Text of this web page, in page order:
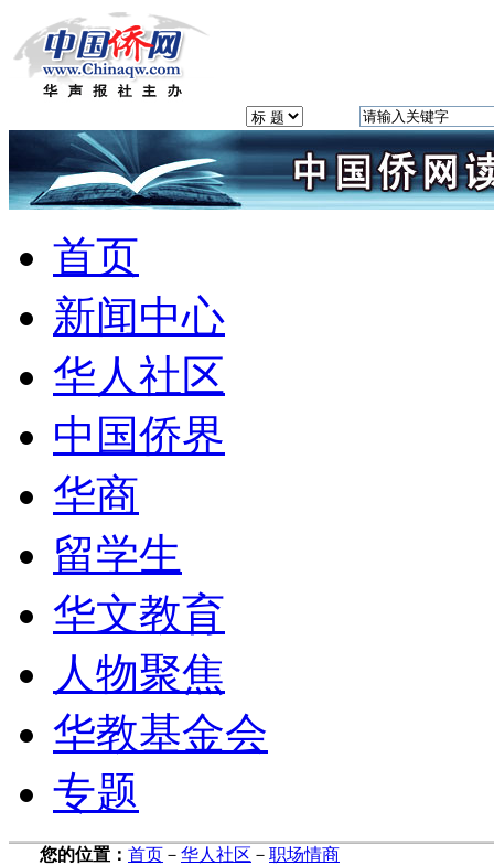
首页
新闻中心
华人社区
中国侨界
华商
留学生
华文教育
人物聚焦
华教基金会
专题
您的位置： 首页 － 华人社区 － 职场情商